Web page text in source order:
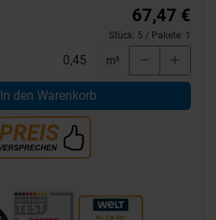
67,47 €
Stück: 5 / Pakete: 1
m²
In den Warenkorb